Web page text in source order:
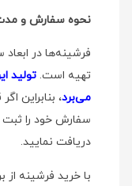
نحوه سفارش و
فرشینه‌ها در
تهیه است.
می‌برد، بنابراین
سفارش خود را ثبت
دریافت نمایید.
با خرید فرشینه از